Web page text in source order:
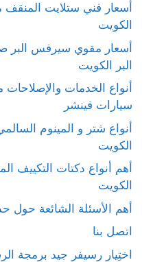
أسعار فني ستلايت
الكويت
أسعار مقوي سيرفس البر
البر الكويت
أنواع الخدمات
سيارات فينشر
أنواع شتر و المينوم
الكويت
أهم أنواع دكتات التكييف
الكويت
أهم الأسئلة الشائعة حول
اتصل بنا
اختِيار رسيفر جيد برمجة الرسيفر 24 ساعة